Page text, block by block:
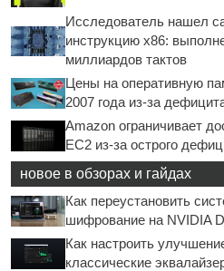
Исследователь нашел
инструкцию x86:
миллиардов тактов
Цены на оперативную
2007 года из-за
Amazon ограничивает
EC2 из-за острого
новое в обзорах и гайдах
Как переустановить
шифрование на NVIDIA
Как настроить
классические